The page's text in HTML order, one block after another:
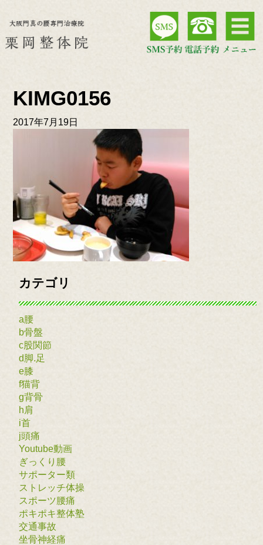
KIMG0156
2017年7月19日
カテゴリ
a腰
b骨盤
c股関節
d脚.足
e膝
f猫背
g背骨
h肩
i首
j頭痛
Youtube動画
ぎっくり腰
サポーター類
ストレッチ体操
スポーツ腰痛
ポキポキ整体塾
交通事故
坐骨神経痛